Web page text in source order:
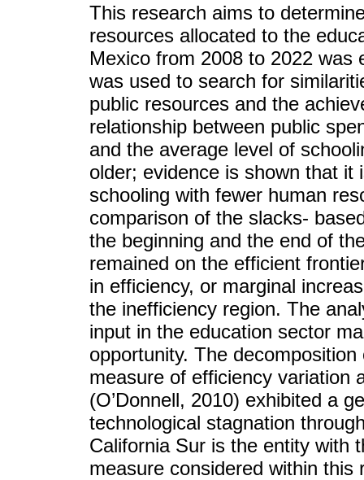
This research aims to
resources allocated to the
Mexico from 2008 to 2022 was
was used to search for
public resources and the
relationship between public
and the average level of
older; evidence is shown that it
schooling with fewer human
comparison of the slacks-
the beginning and the end of
remained on the efficient
in efficiency, or marginal
the inefficiency region. The
input in the education sector
opportunity. The
measure of efficiency variation
(O’Donnell, 2010) exhibited a
technological stagnation
California Sur is the entity with
measure considered within this